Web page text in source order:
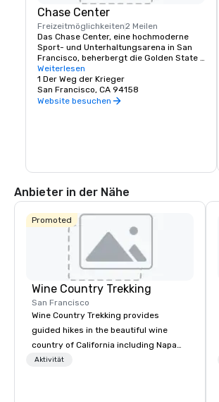
Chase Center
Freizeitmöglichkeiten2 Meilen
Das Chase Center, eine hochmoderne
Sport- und Unterhaltungsarena in San
Francisco, beherbergt die Golden State
Warriors und fast 200 Veranstaltungen
pro Jahr.
Weiterlesen
1 Der Weg der Krieger
San Francisco, CA 94158
Website besuchen
Anbieter in der Nähe
Promoted
Wine Country Trekking
San Francisco
Wine Country Trekking provides
guided hikes in the beautiful wine
country of California including Napa
and Sonoma Valleys. These
Aktivität